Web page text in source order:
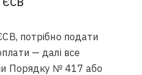
потрібно подати
— далі все
Порядку № 417 або